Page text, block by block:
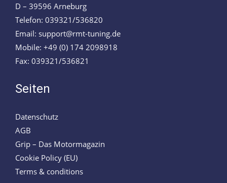
D – 39596 Arneburg
Telefon: 039321/536820
Email: support@rmt-tuning.de
Mobile: +49 (0) 174 2098918
Fax: 039321/536821
Seiten
Datenschutz
AGB
Grip – Das Motormagazin
Cookie Policy (EU)
Terms & conditions